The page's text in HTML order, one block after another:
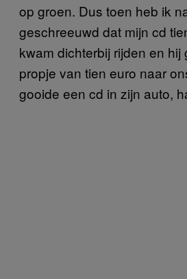
op groen. Dus toen heb ik
geschreeuwd dat mijn cd
kwam dichterbij rijden en hij
propje van tien euro naar
gooide een cd in zijn auto,